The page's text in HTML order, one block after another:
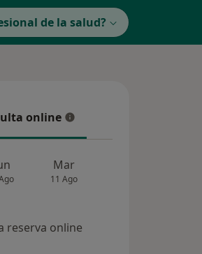
de la salud?
online
online
Mar
11 Ago
reserva online